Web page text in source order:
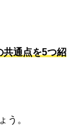
共通点を5つ紹
う。